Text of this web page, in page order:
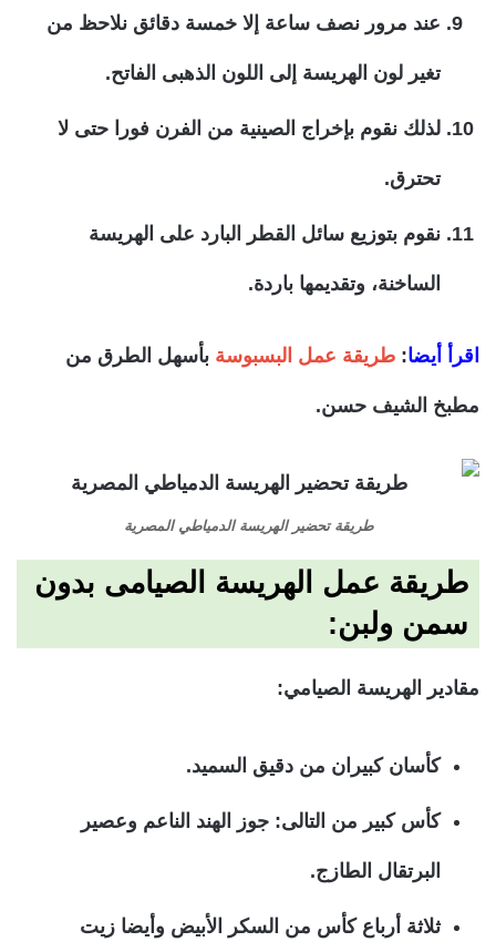
عند مرور نصف ساعة إلا خمسة دقائق نلاحظ من
تغير لون الهريسة إلى اللون الذهبى الفاتح.
لذلك نقوم بإخراج الصينية من الفرن فورا حتى لا
تحترق.
نقوم بتوزيع سائل القطر البارد على الهريسة
الساخنة، وتقديمها باردة.
اقرأ أيضا: طريقة عمل البسبوسة بأسهل الطرق من
مطبخ الشيف حسن.
طريقة تحضير الهريسة الدمياطي المصرية
طريقة عمل الهريسة الصيامى بدون
سمن ولبن:
مقادير الهريسة الصيامي:
كأسان كبيران من دقيق السميد.
كأس كبير من التالى: جوز الهند الناعم وعصير
البرتقال الطازج.
ثلاثة أرباع كأس من السكر الأبيض وأيضا زيت